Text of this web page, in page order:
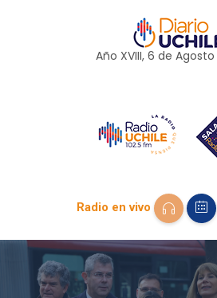
Año XVIII, 6 de Agosto
Radio en vivo